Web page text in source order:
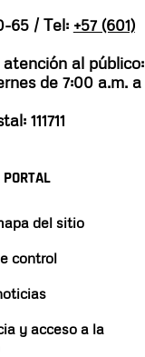
65 / Tel: +57 (601)
al público:
de 7:00 a.m. a
111711
del sitio
control
y acceso a la